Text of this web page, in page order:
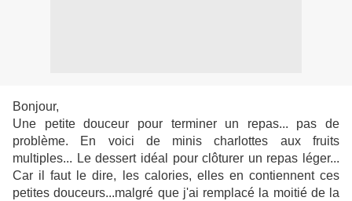
Bonjour,
Une petite douceur pour terminer un repas... pas de
problème. En voici de minis charlottes aux fruits
multiples... Le dessert idéal pour clôturer un repas léger...
Car il faut le dire, les calories, elles en contiennent ces
petites douceurs...malgré que j'ai remplacé la moitié de la